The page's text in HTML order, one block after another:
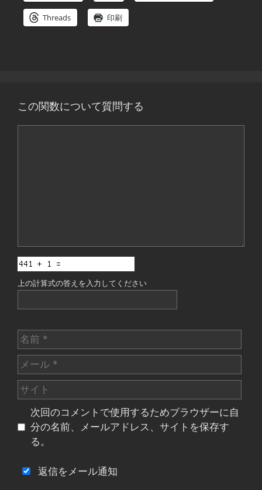
Threads 印刷
この関数について質問する
上の計算式の答えを入力してください
名
前
メ
ー
ル
サ
イ
次回のコメントで使用するためブラウザーに自
分の名前、メールアドレス、サイトを保存す
る。
返信をメール通知